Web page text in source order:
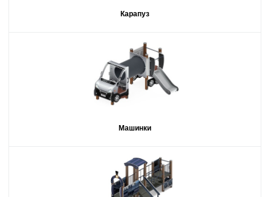
Карапуз
Машинки